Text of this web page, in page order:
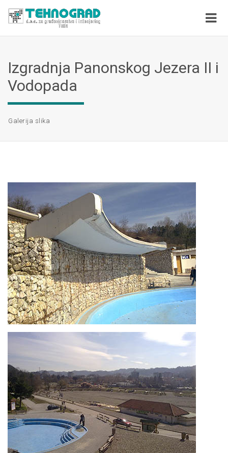
Izgradnja Panonskog Jezera II i
Vodopada
Galerija slika